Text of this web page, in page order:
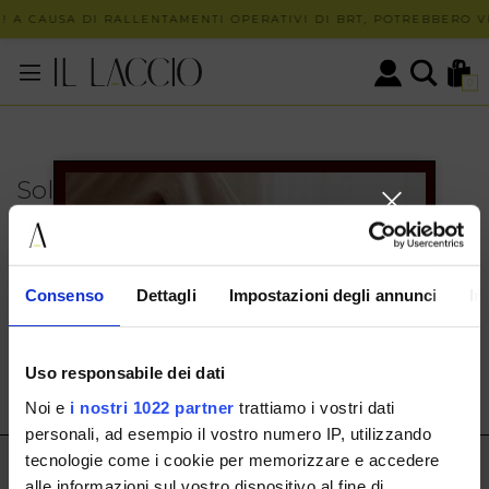
Consenso Dettagli Impostazioni degli annunci
Uso responsabile dei dati
Noi e i nostri 1022 partner trattiamo i vostri dati
personali, ad esempio il vostro numero IP, utilizzando
tecnologie come i cookie per memorizzare e accedere
A CAUSA DI RALLENTAMENTI OPERATIVI DI BRT, POTREBBERO
0
Solo in negozio
PUOI TROVARE QUESTO ARTICOLO SOLO PRESSO I
NOSTRI PUNTI VENDITA:
customerservice@illaccio.it
IL LACCIO